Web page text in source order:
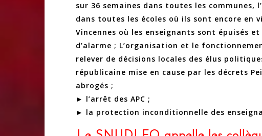
sur 36 semaines dans toutes les
dans toutes les écoles où ils sont encore en
Vincennes où les enseignants sont épuisés
d’alarme ; L’organisation et le
relever de décisions locales des élus
républicaine mise en cause par les décrets
abrogés ;
► l’arrêt des APC ;
► la protection inconditionnelle des